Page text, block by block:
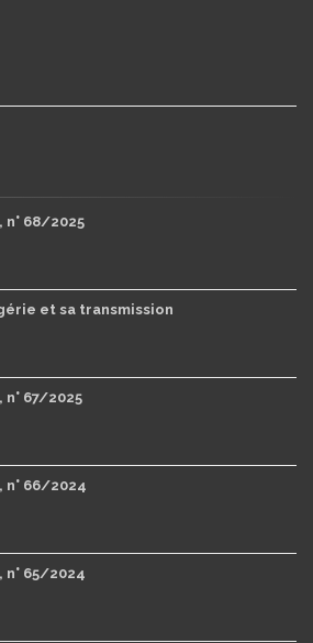
n° 68/2025
et sa transmission
67/2025
n° 66/2024
n° 65/2024